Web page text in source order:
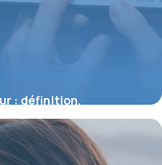
: définition,
impact sur votre